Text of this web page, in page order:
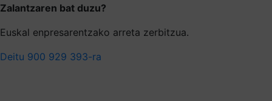
Zalantzaren bat duzu?
Euskal enpresarentzako arreta zerbitzua.
Deitu 900 929 393-ra